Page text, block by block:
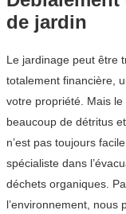
de jardin
Le jardinage peut être
totalement financière,
votre propriété. Mais le
beaucoup de détritus
n’est pas toujours
spécialiste dans
déchets organiques.
l’environnement, nous